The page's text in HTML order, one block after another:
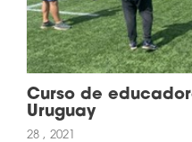
Curso de
Uruguay
28 , 2021